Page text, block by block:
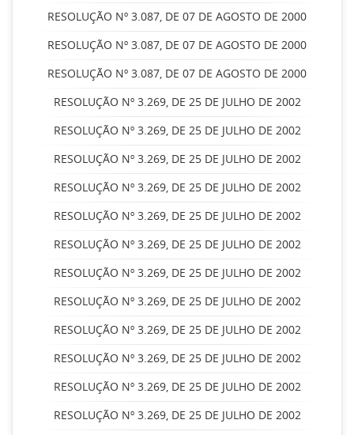
RESOLUÇÃO Nº 3.087, DE 07 DE AGOSTO DE 2000
RESOLUÇÃO Nº 3.087, DE 07 DE AGOSTO DE 2000
RESOLUÇÃO Nº 3.087, DE 07 DE AGOSTO DE 2000
RESOLUÇÃO Nº 3.269, DE 25 DE JULHO DE 2002
RESOLUÇÃO Nº 3.269, DE 25 DE JULHO DE 2002
RESOLUÇÃO Nº 3.269, DE 25 DE JULHO DE 2002
RESOLUÇÃO Nº 3.269, DE 25 DE JULHO DE 2002
RESOLUÇÃO Nº 3.269, DE 25 DE JULHO DE 2002
RESOLUÇÃO Nº 3.269, DE 25 DE JULHO DE 2002
RESOLUÇÃO Nº 3.269, DE 25 DE JULHO DE 2002
RESOLUÇÃO Nº 3.269, DE 25 DE JULHO DE 2002
RESOLUÇÃO Nº 3.269, DE 25 DE JULHO DE 2002
RESOLUÇÃO Nº 3.269, DE 25 DE JULHO DE 2002
RESOLUÇÃO Nº 3.269, DE 25 DE JULHO DE 2002
RESOLUÇÃO Nº 3.269, DE 25 DE JULHO DE 2002